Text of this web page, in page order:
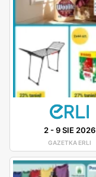
2-9 SIE 2026
GAZETKA ERLI